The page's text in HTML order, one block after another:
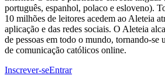
português, espanhol, polaco e esloveno).
10 milhões de leitores acedem ao Aleteia
aplicação e das redes sociais. O Aleteia
de pessoas em todo o mundo, tornando-se
de comunicação católicos online.
Inscrever-seEntrar